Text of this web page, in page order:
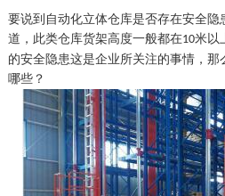
式
要说到自动化立体仓库是否存在安全隐
道，此类仓库货架高度一般都在10米以
的安全隐患这是企业所关注的事情，那
哪些？